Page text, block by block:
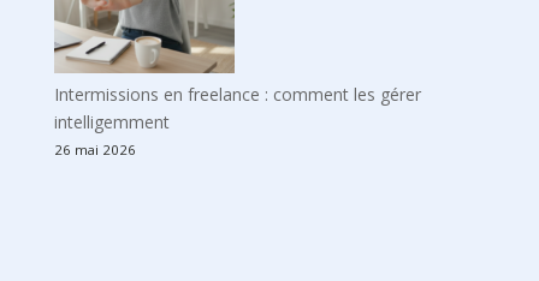
Intermissions en freelance : comment les gérer
intelligemment
26 mai 2026